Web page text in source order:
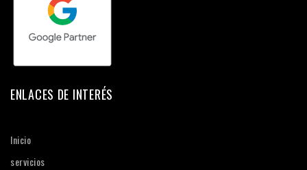
ENLACES DE INTERÉS
Inicio
servicios